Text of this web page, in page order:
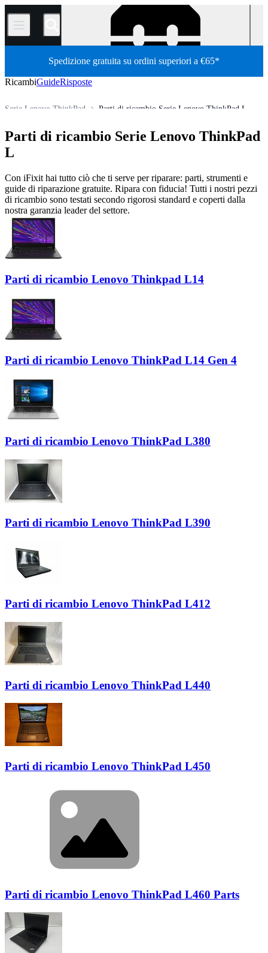
/
Spedizione gratuita su ordini superiori a €65*
RicambiGuideRisposte
Parti di ricambio Serie Lenovo ThinkPad L
Serie Lenovo ThinkPad
Parti di ricambio Serie Lenovo ThinkPad
L
Con iFixit hai tutto ciò che ti serve per riparare: parti, strumenti e
guide di riparazione gratuite. Ripara con fiducia! Tutti i nostri pezzi
di ricambio sono testati secondo rigorosi standard e coperti dalla
nostra garanzia leader del settore.
Parti di ricambio Lenovo Thinkpad L14
Parti di ricambio Lenovo ThinkPad L14 Gen 4
Parti di ricambio Lenovo ThinkPad L380
Parti di ricambio Lenovo ThinkPad L390
Parti di ricambio Lenovo ThinkPad L412
Parti di ricambio Lenovo ThinkPad L440
Parti di ricambio Lenovo ThinkPad L450
Parti di ricambio Lenovo ThinkPad L460 Parts